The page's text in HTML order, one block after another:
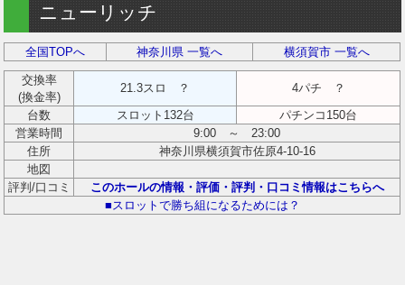
ニューリッチ
全国TOPへ 神奈川県 一覧へ 横須賀市 一覧へ
交換率
(換金率)
21.3スロ ？
4パチ ？
台数
スロット132台
パチンコ150台
営業時間
9:00 ～ 23:00
住所
神奈川県横須賀市佐原4-10-16
地図
評判/口コミ
このホールの情報・評価・評判・口コミ情報はこちらへ
■スロットで勝ち組になるためには？